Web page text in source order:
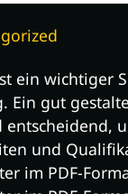
ein wichtiger
Ein gut
entscheidend,
und
im PDF-